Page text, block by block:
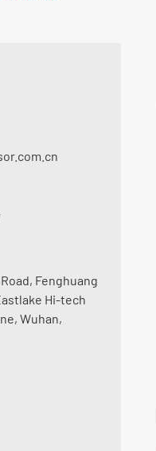
Fenghuang
Hi-tech
Wuhan,